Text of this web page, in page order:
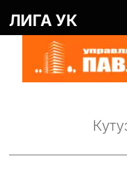
ЛИГА УК